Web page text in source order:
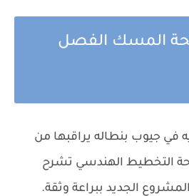
المسك الفصل
جيوب بنطاله يراقبها من
التخطيط الهندسي تشرح
الجديد ببراعة وثقة.